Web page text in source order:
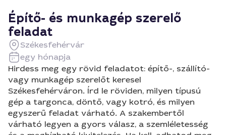
Építő- és munkagép szerelő
feladat
Székesfehérvár
egy hónapja
Hirdess meg egy rövid feladatot: építő-, szállító-
vagy munkagép szerelőt keresel
Székesfehérváron. Írd le röviden, milyen típusú
gép a targonca, döntő, vagy kotró, és milyen
egyszerű feladat várható. A szakembertől
várható legyen a gyors válasz, a szemléletesség